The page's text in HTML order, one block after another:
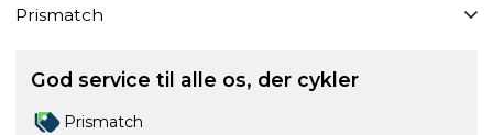
Prismatch
God service til alle os, der cykler
Prismatch